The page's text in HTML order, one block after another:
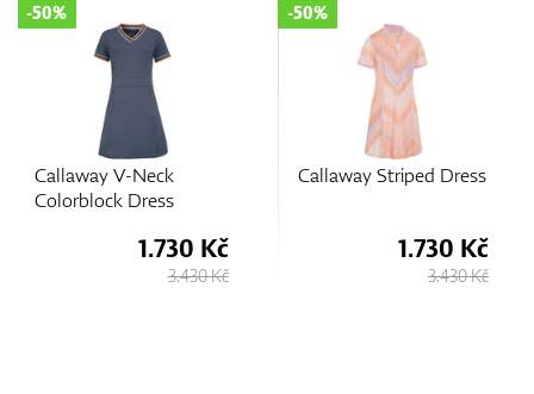
Callaway V-Neck
Colorblock Dress
-50%
1.730 Kč
3.430 Kč
Callaway Striped Dress
-50%
1.730 Kč
3.430 Kč